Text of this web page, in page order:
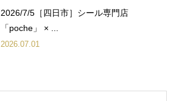
2026/7/5［四日市］シール専門店
「poche」 × ...
2026.07.01